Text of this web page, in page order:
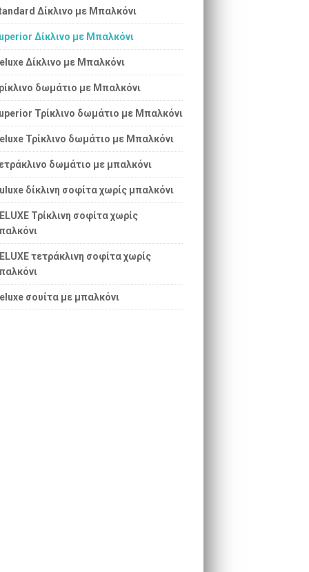
Δίκλινο με Μπαλκόνι
Δίκλινο με Μπαλκόνι
Δίκλινο με Μπαλκόνι
δωμάτιο με Μπαλκόνι
Τρίκλινο δωμάτιο με Μπαλκόνι
Τρίκλινο δωμάτιο με Μπαλκόνι
δωμάτιο με μπαλκόνι
δίκλινη σοφίτα χωρίς μπαλκόνι
Τρίκλινη σοφίτα χωρίς
τετράκλινη σοφίτα χωρίς
σουίτα με μπαλκόνι